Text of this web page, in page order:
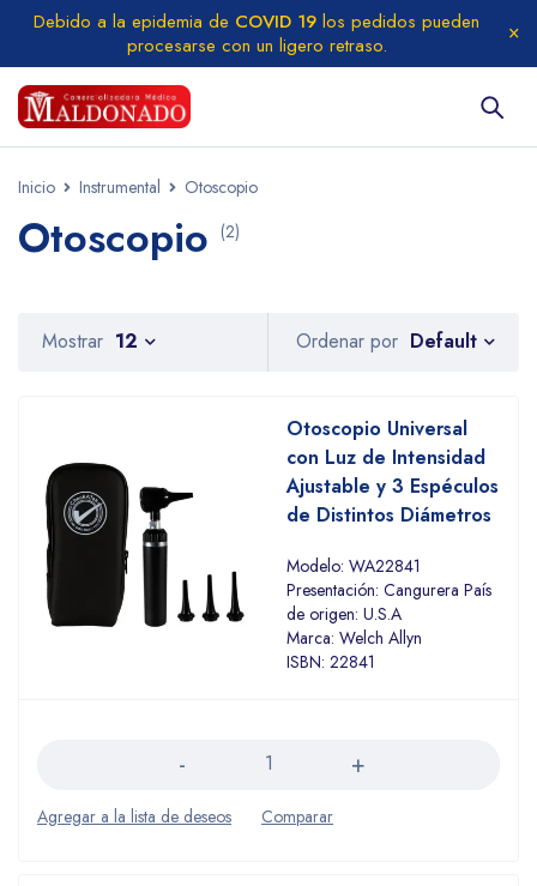
Debido a la epidemia de COVID 19 los pedidos pueden
procesarse con un ligero retraso.
Inicio Instrumental Otoscopio
Otoscopio (2)
Ordenar por Default
Mostrar 12
Otoscopio Universal
con Luz de Intensidad
Ajustable y 3 Espéculos
de Distintos Diámetros
Modelo: WA22841
Presentación: Cangurera País
de origen: U.S.A
Marca: Welch Allyn
ISBN: 22841